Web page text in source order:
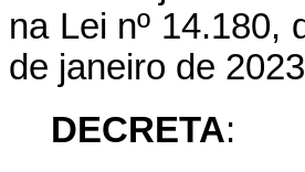
na Lei nº 14.180,
de janeiro de
DECRETA: